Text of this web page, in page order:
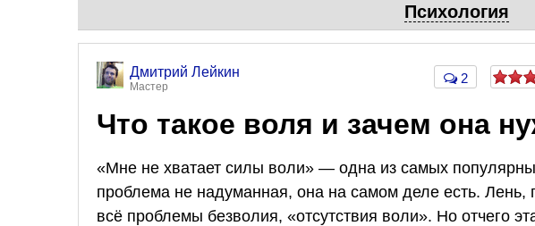
Психология
Дмитрий Лейкин
Мастер
2
Что такое воля и зачем она
«Мне не хватает силы воли» — одна из самых
проблема не надуманная, она на самом деле есть. Лень,
всё проблемы безволия, «отсутствия воли». Но отчего